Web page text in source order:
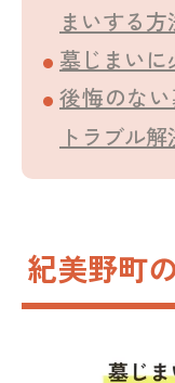
まいする方
墓じまい
後悔のな
トラブル
紀美野町